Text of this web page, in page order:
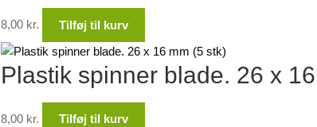
8,00 kr. Tilføj til kurv
Plastik spinner blade. 26 x
8,00 kr. Tilføj til kurv